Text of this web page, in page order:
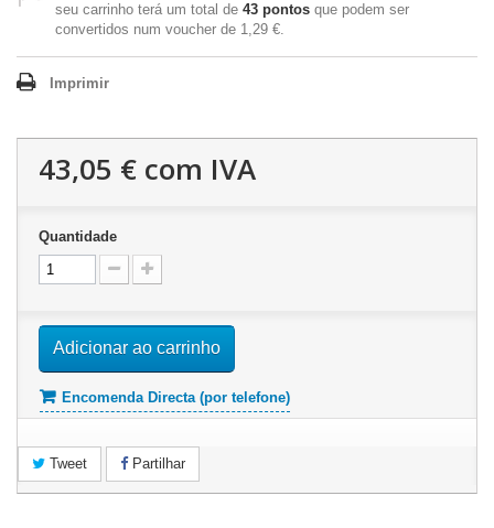
seu carrinho terá um total de 43 pontos que podem ser
convertidos num voucher de 1,29 €.
Imprimir
43,05 € com IVA
Quantidade
Adicionar ao carrinho
Encomenda Directa (por telefone)
Tweet Partilhar